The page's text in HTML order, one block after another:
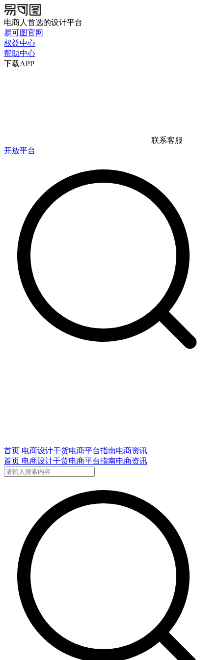
电商人首选的设计平台
易可图官网
权益中心
帮助中心
下载APP
联系客服
开放平台
首页 电商设计干货电商平台指南电商资讯
首页 电商设计干货电商平台指南电商资讯